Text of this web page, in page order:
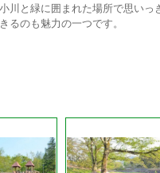
小川と緑に囲まれた場所で思いっ
きるのも魅力の一つです。